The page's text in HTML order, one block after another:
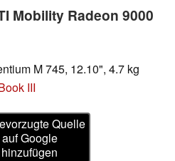
Mobility Radeon 9000
M 745, 12.10", 4.7 kg
III
Quelle
auf Google
hinzufügen